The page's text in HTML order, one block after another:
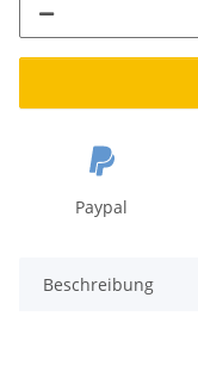
Paypal
Beschreibung